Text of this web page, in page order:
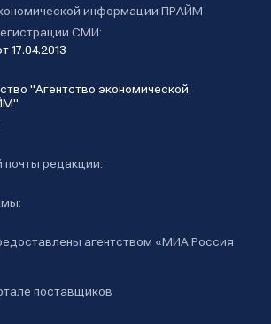
информации ПРАЙМ
СМИ:
"Агентство экономической
почты редакции:
агентством «МИА Россия
поставщиков